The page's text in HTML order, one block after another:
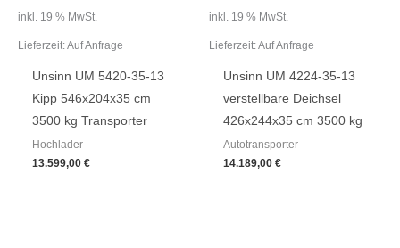
inkl. 19 % MwSt.
Lieferzeit:Auf Anfrage
Unsinn UM 5420-35-13
Kipp 546x204x35 cm
3500 kg Transporter
Hochlader
13.599,00€
inkl. 19 % MwSt.
Lieferzeit:Auf Anfrage
Unsinn UM 4224-35-13
verstellbare Deichsel
426x244x35 cm 3500 kg
Autotransporter
14.189,00€